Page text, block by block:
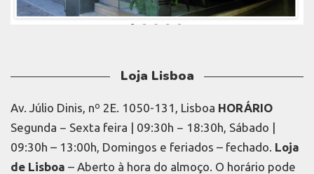
Loja Lisboa
Av. Júlio Dinis, nº 2E. 1050-131, Lisboa HORÁRIO
Segunda − Sexta feira | 09:30h − 18:30h, Sábado |
09:30h – 13:00h, Domingos e feriados – fechado. Loja
de Lisboa – Aberto à hora do almoço. O horário pode